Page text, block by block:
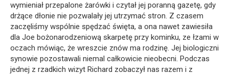
wymieniał przepalone żarówki i czytał jej poranną gazetę, gdy
drżące dłonie nie pozwalały jej utrzymać stron. Z czasem
zaczęliśmy wspólnie spędzać święta, a ona nawet zawiesiła
dla Joe bożonarodzeniową skarpetę przy kominku, ze łzami w
oczach mówiąc, że wreszcie znów ma rodzinę. Jej biologiczni
synowie pozostawali niemal całkowicie nieobecni. Podczas
jednej z rzadkich wizyt Richard zobaczył nas razem i z